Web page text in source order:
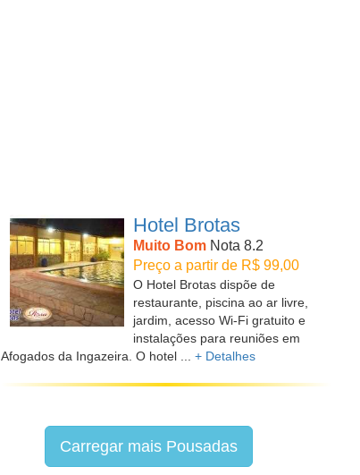
Hotel Brotas
Muito Bom Nota 8.2
Preço a partir de R$ 99,00
O Hotel Brotas dispõe de
restaurante, piscina ao ar livre,
jardim, acesso Wi-Fi gratuito e
instalações para reuniões em
Afogados da Ingazeira. O hotel ... + Detalhes
Carregar mais Pousadas